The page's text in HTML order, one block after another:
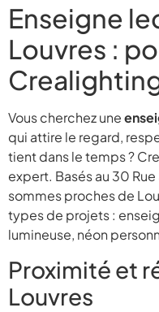
Enseigne
Louvres :
Vous cherchez une
qui attire le regard,
tient dans le temps ?
expert. Basés au 30 Rue
sommes proches de
types de projets :
lumineuse, néon
Proximité et
Louvres